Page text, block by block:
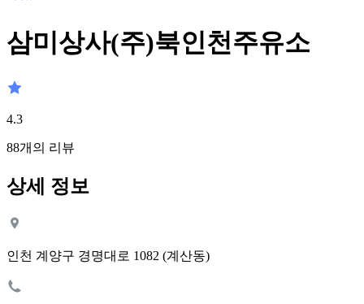
삼미상사(주)북인천주유소
4.3
88개의 리뷰
상세 정보
인천 계양구 경명대로 1082 (계산동)